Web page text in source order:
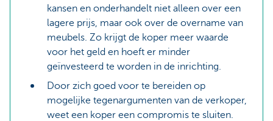
kansen en onderhandelt niet alleen over een
lagere prijs, maar ook over de overname van
meubels. Zo krijgt de koper meer waarde
voor het geld en hoeft er minder
geïnvesteerd te worden in de inrichting.
Door zich goed voor te bereiden op
mogelijke tegenargumenten van de verkoper,
weet een koper een compromis te sluiten.